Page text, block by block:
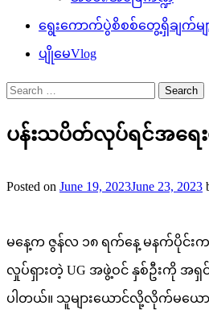
ရွေးကောက်ပွဲစိစစ်တွေ့ရှိချက်မျ
ပျိုမေVlog
Search
for:
ပန်းသပိတ်လုပ်ရင်အရေ
Posted on June 19, 2023June 23, 2023
မနေ့က ဇွန်လ ၁၈ ရက်နေ့ မနက်ပိုင်းက
လှုပ်ရှားတဲ့ UG အဖွဲ့ဝင် နှစ်ဦးကို အရှ
ပါတယ်။ သူများယောင်လို့လိုက်မယော